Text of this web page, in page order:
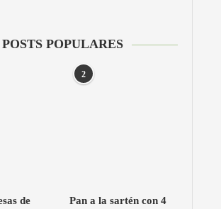
POSTS POPULARES
de
2
Pan a la sartén con 4